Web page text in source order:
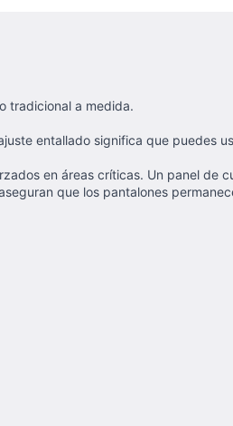
tradicional a medida.
entallado significa que puedes
en áreas críticas. Un panel de
que los pantalones